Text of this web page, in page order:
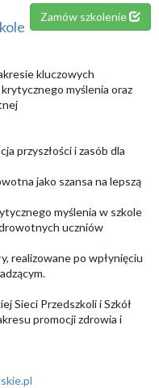
Zamów szkolenie
kluczowych
myślenia oraz
przyszłości i zasób dla
jako szansa na lepszą
myślenia w szkole
uczniów
realizowane po wpłynięciu
Sieci Przedszkoli i Szkół
promocji zdrowia i